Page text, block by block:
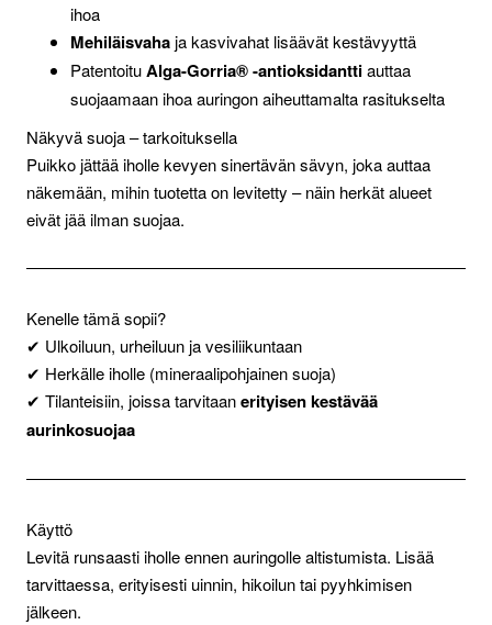
ihoa
Mehiläisvahaja kasvivahat lisäävät kestävyyttä
PatentoituAlga-Gorria® -antioksidanttiauttaa
suojaamaan ihoa auringon aiheuttamalta rasitukselta
Näkyvä suoja – tarkoituksella
Puikko jättää iholle kevyen sinertävän sävyn, joka auttaa
näkemään, mihin tuotetta on levitetty – näin herkät alueet
eivät jää ilman suojaa.
Kenelle tämä sopii?
✔ Ulkoiluun, urheiluun ja vesiliikuntaan
✔ Herkälle iholle (mineraalipohjainen suoja)
✔ Tilanteisiin, joissa tarvitaanerityisen kestävää
aurinkosuojaa
Käyttö
Levitä runsaasti iholle ennen auringolle altistumista. Lisää
tarvittaessa, erityisesti uinnin, hikoilun tai pyyhkimisen
jälkeen.